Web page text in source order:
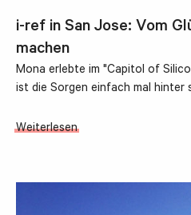
i-ref in San Jose: Vom
machen
Mona erlebte im "Capitol of
ist die Sorgen einfach mal hinter
Weiterlesen